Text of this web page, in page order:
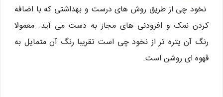
نخود چی از طریق روش های درست و بهداشتی که با اضافه
کردن نمک و افزودنی های مجاز به دست می آید. معمولا
رنگ آن یتره تر از نخود چی است تقریبا رنگ آن متمایل به
قهوه ای روشن است.